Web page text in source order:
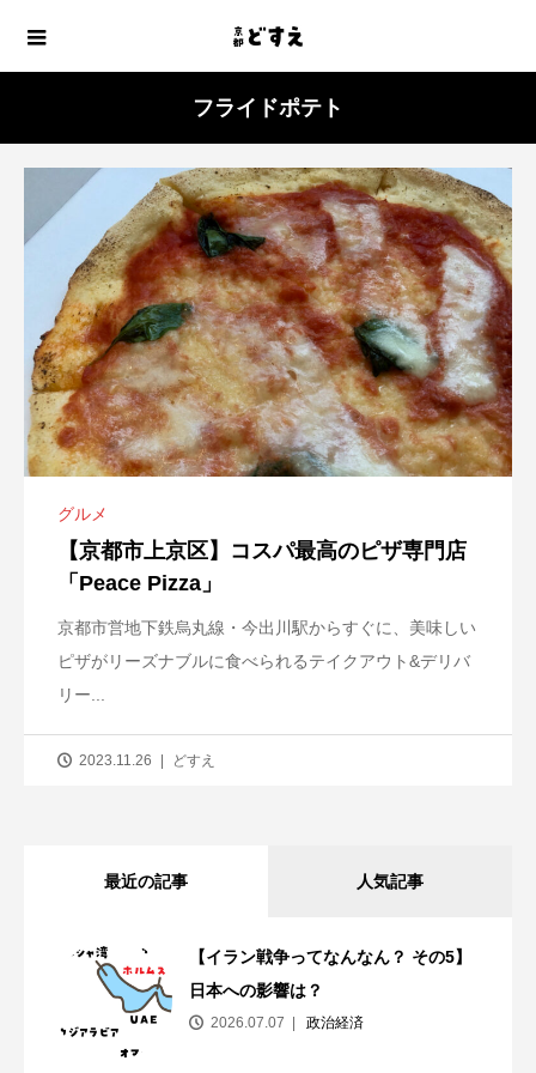
フライドポテト
グルメ
【京都市上京区】コスパ最高のピザ専門店
「Peace Pizza」
京都市営地下鉄烏丸線・今出川駅からすぐに、美味しい
ピザがリーズナブルに食べられるテイクアウト&デリバ
リー...
2023.11.26 どすえ
最近の記事 人気記事
【イラン戦争ってなんなん？ その5】
日本への影響は？
2026.07.07 政治経済